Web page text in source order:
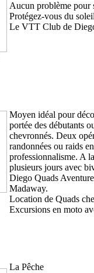
Aucun problème pour
Protégez-vous du
Le VTT Club de
Moyen idéal pour
portée des débutants
chevronnés. Deux
randonnées ou raids
professionnalisme. A
plusieurs jours avec
Diego Quads
Madaway.
Location de Quads
Excursions en moto
La Pêche